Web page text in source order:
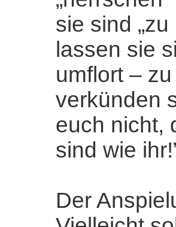
sie sind
lassen sie
umflort ‒
verkünden
euch nicht,
sind wie
Der